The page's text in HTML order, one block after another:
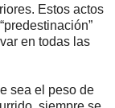
Estos actos
en todas las
sea el peso de